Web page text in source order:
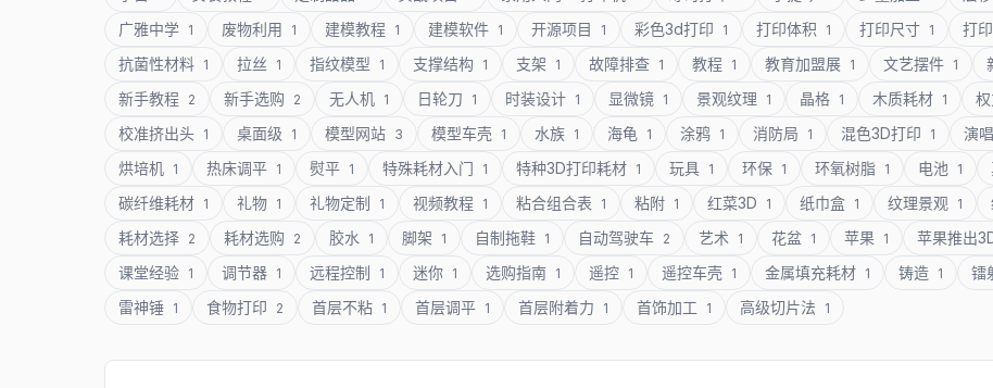
广雅中学 1 废物利用 1 建模教程 1 建模软件 1 开源项目 1 彩色3d打印 1 打印体积 1 打印尺寸 1 打
抗菌性材料 1 拉丝 1 指纹模型 1 支撑结构 1 支架 1 故障排查 1 教程 1 教育加盟展 1 文艺摆件 1
新手教程 2 新手选购 2 无人机 1 日轮刀 1 时装设计 1 显微镜 1 景观纹理 1 晶格 1 木质耗材 1
校准挤出头 1 桌面级 1 模型网站 3 模型车壳 1 水族 1 海龟 1 涂鸦 1 消防局 1 混色3D打印 1 演
烘培机 1 热床调平 1 熨平 1 特殊耗材入门 1 特种3D打印耗材 1 玩具 1 环保 1 环氧树脂 1 电池 1
碳纤维耗材 1 礼物 1 礼物定制 1 视频教程 1 粘合组合表 1 粘附 1 红菜3D 1 纸巾盒 1 纹理景观 1
耗材选择 2 耗材选购 2 胶水 1 脚架 1 自制拖鞋 1 自动驾驶车 2 艺术 1 花盆 1 苹果 1 苹果推出
课堂经验 1 调节器 1 远程控制 1 迷你 1 选购指南 1 遥控 1 遥控车壳 1 金属填充耗材 1 铸造 1 镭
雷神锤 1 食物打印 2 首层不粘 1 首层调平 1 首层附着力 1 首饰加工 1 高级切片法 1